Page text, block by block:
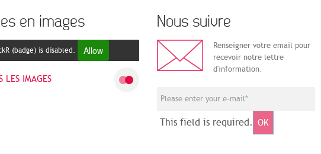
en images
(badge) is disabled. Allow
LES IMAGES
Nous suivre
Renseigner votre email pour
recevoir notre lettre
d'information.
This field is required. OK